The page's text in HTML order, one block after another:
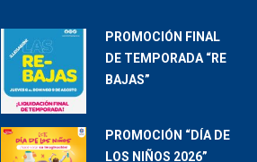
PROMOCIÓN FINAL
DE TEMPORADA “RE
BAJAS”
PROMOCIÓN “DÍA DE
LOS NIÑOS 2026”